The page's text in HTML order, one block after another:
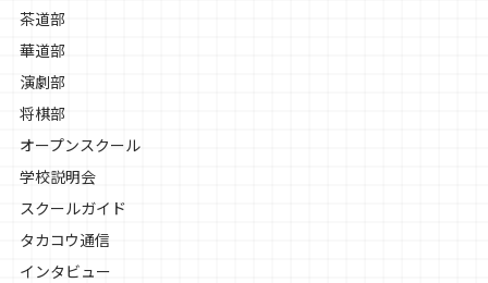
茶道部
華道部
演劇部
将棋部
オープンスクール
学校説明会
スクールガイド
タカコウ通信
インタビュー